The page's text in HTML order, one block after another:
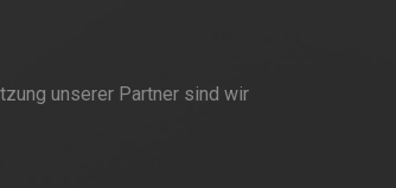
unserer Partner sind wir